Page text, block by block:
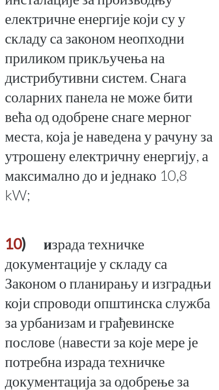
електричне енергије који су у
складу са законом неопходни
приликом прикључења на
дистрибутивни систем. Снага
соларних панела не може бити
већа од одобрене снаге мерног
места, која је наведена у рачуну за
утрошену електричну енергију, а
максимално до и једнако 10,8
kW;
10) израда техничке
документације у складу са
Законом о планирању и изградњи
који спроводи општинска служба
за урбанизам и грађевинске
послове (навести за које мере је
потребна израда техничке
документација за одобрење за